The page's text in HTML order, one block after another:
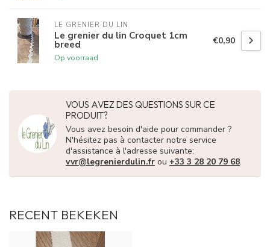
LE GRENIER DU LIN
Le grenier du lin Croquet 1cm
breed
Op voorraad
€0,90
VOUS AVEZ DES QUESTIONS SUR CE
PRODUIT?
Vous avez besoin d'aide pour commander ?
N'hésitez pas à contacter notre service
d'assistance à l'adresse suivante:
vvr@legrenierdulin.fr ou +33 3 28 20 79 68.
RECENT BEKEKEN